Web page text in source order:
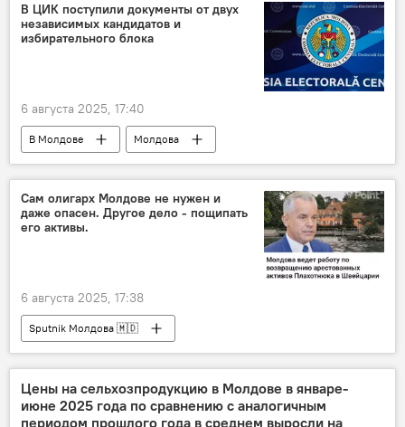
В ЦИК поступили документы от двух
независимых кандидатов и
избирательного блока
6 августа 2025, 17:40
В Молдове Молдова
Сам олигарх Молдове не нужен и
даже опасен. Другое дело - пощипать
его активы.
6 августа 2025, 17:38
Sputnik Молдова 🇲🇩
Цены на сельхозпродукцию в Молдове в январе-
июне 2025 года по сравнению с аналогичным
периодом прошлого года в среднем выросли на